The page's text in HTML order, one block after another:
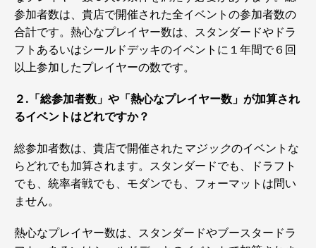
参加者数は、貴店で開催された全イベントの参加者数の
合計です。熱心なプレイヤー数は、スタンダードやドラ
フトあるいはシールドデッキのイベントに１年間で６回
以上参加したプレイヤーの数です。
２.「総参加者数」や「熱心なプレイヤー数」が加算され
るイベントはどれですか？
総参加者数は、貴店で開催された マジックのイベントな
らどれでも加算されます。スタンダードでも、ドラフト
でも、統率者戦でも、モダンでも、フォーマットは問い
ません。
熱心なプレイヤー数は、スタンダードやブースタードラ